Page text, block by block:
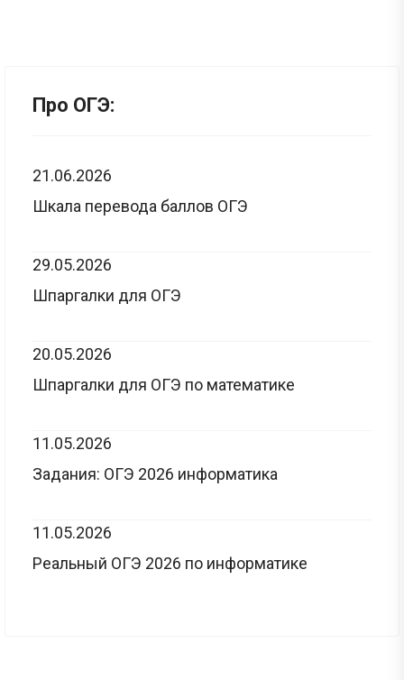
Про ОГЭ:
21.06.2026
Шкала перевода баллов ОГЭ
29.05.2026
Шпаргалки для ОГЭ
20.05.2026
Шпаргалки для ОГЭ по математике
11.05.2026
Задания: ОГЭ 2026 информатика
11.05.2026
Реальный ОГЭ 2026 по информатике